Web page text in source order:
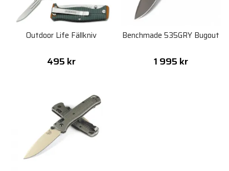
Outdoor Life Fällkniv
495 kr
Benchmade 535GRY Bugout
1 995 kr